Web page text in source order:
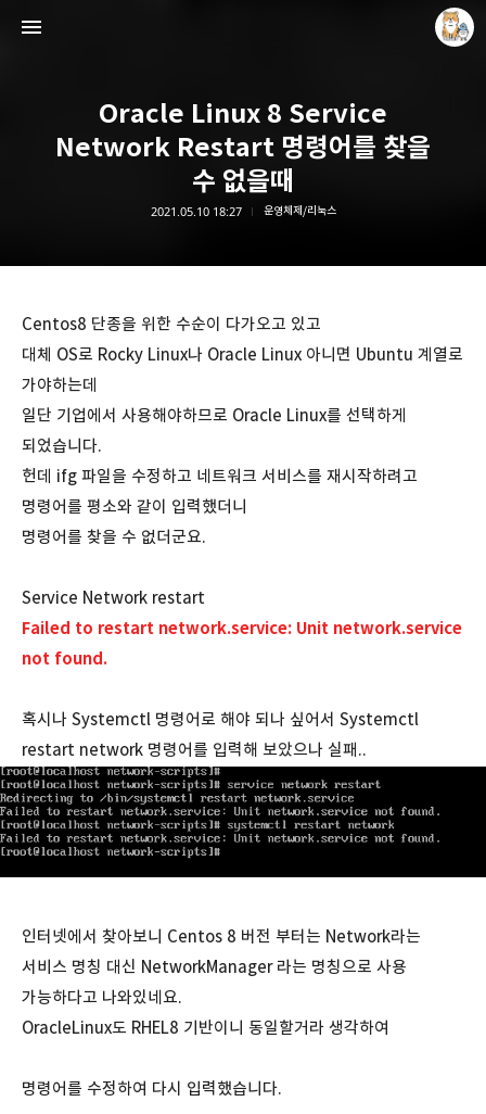
Oracle Linux 8 Service
Network Restart 명령어를 찾을
수 없을때
2021.05.10 18:27 운영체제/리눅스
Centos8 단종을 위한 수순이 다가오고 있고
대체 OS로 Rocky Linux나 Oracle Linux 아니면 Ubuntu 계열로
가야하는데
일단 기업에서 사용해야하므로 Oracle Linux를 선택하게
되었습니다.
헌데 ifg 파일을 수정하고 네트워크 서비스를 재시작하려고
명령어를 평소와 같이 입력했더니
명령어를 찾을 수 없더군요.
Service Network restart
Failed to restart network.service: Unit network.service
not found.
혹시나 Systemctl 명령어로 해야 되나 싶어서 Systemctl
restart network 명령어를 입력해 보았으나 실패..
인터넷에서 찾아보니 Centos 8 버전 부터는 Network라는
서비스 명칭 대신 NetworkManager 라는 명칭으로 사용
가능하다고 나와있네요.
OracleLinux도 RHEL8 기반이니 동일할거라 생각하여
명령어를 수정하여 다시 입력했습니다.
김루노